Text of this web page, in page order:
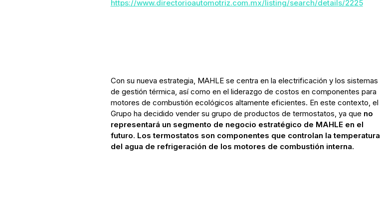
https://www.directorioautomotriz.com.mx/listing/search/details/2225
Con su nueva estrategia, MAHLE se centra en la electrificación y los sistemas
de gestión térmica, así como en el liderazgo de costos en componentes para
motores de combustión ecológicos altamente eficientes. En este contexto, el
Grupo ha decidido vender su grupo de productos de termostatos, ya que no
representará un segmento de negocio estratégico de MAHLE en el
futuro. Los termostatos son componentes que controlan la temperatura
del agua de refrigeración de los motores de combustión interna.